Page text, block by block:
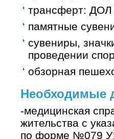
трансферт: ДОЛ
памятные
сувениры,
проведении
обзорная
Необходимые
-медицинская
жительства с
по форме №079 У;